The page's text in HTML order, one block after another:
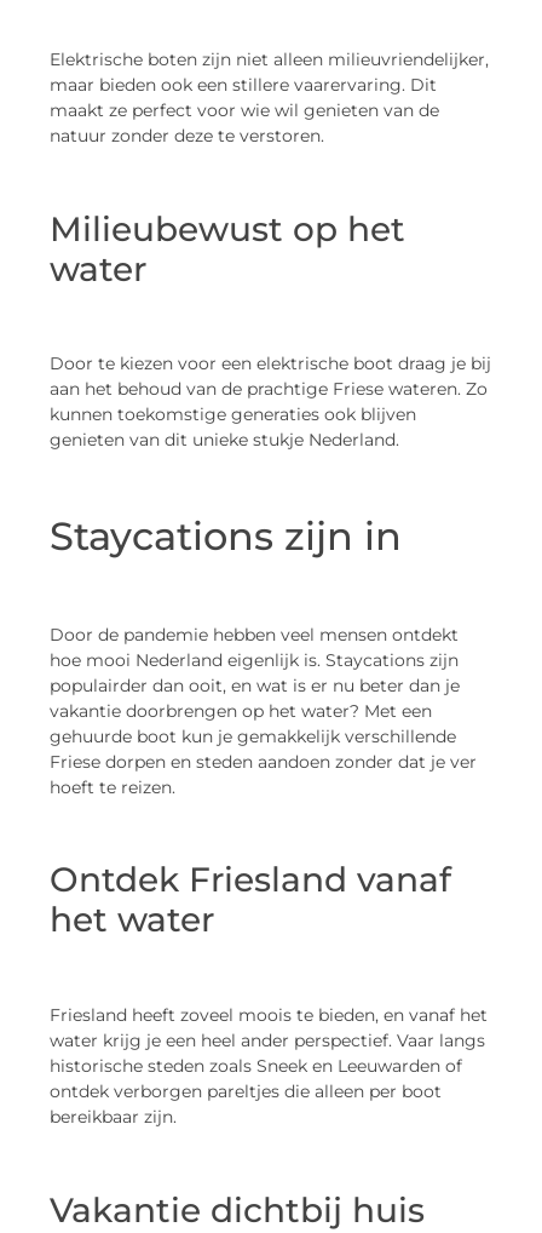
Elektrische boten zijn niet alleen milieuvriendelijker,
maar bieden ook een stillere vaarervaring. Dit
maakt ze perfect voor wie wil genieten van de
natuur zonder deze te verstoren.
Milieubewust op het
water
Door te kiezen voor een elektrische boot draag je bij
aan het behoud van de prachtige Friese wateren. Zo
kunnen toekomstige generaties ook blijven
genieten van dit unieke stukje Nederland.
Staycations zijn in
Door de pandemie hebben veel mensen ontdekt
hoe mooi Nederland eigenlijk is. Staycations zijn
populairder dan ooit, en wat is er nu beter dan je
vakantie doorbrengen op het water? Met een
gehuurde boot kun je gemakkelijk verschillende
Friese dorpen en steden aandoen zonder dat je ver
hoeft te reizen.
Ontdek Friesland vanaf
het water
Friesland heeft zoveel moois te bieden, en vanaf het
water krijg je een heel ander perspectief. Vaar langs
historische steden zoals Sneek en Leeuwarden of
ontdek verborgen pareltjes die alleen per boot
bereikbaar zijn.
Vakantie dichtbij huis